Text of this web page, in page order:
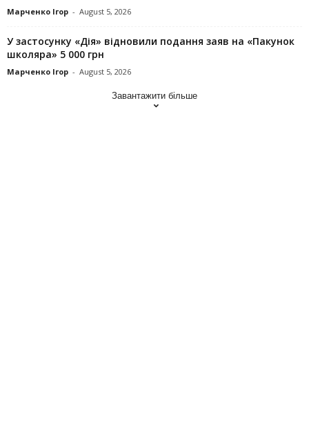
Марченко Ігор - August 5, 2026
У застосунку «Дія» відновили подання заяв на «Пакунок
школяра» 5 000 грн
Марченко Ігор - August 5, 2026
Завантажити більше